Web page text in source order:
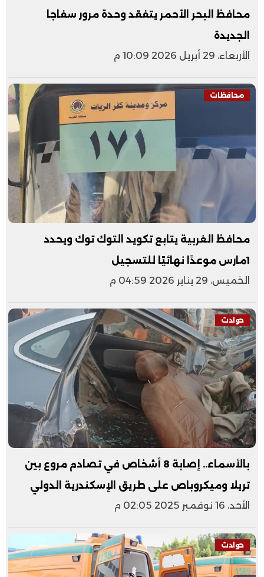
محافظ البحر الأحمر يتفقد وحدة مرور سفاجا
الجديدة
الأربعاء، 29 أبريل 2026 10:09 م
محافظات
محافظ الغربية يتابع تكويد التوك توك ويحدد
1مارس موعدًا نهائيًا للتسجيل
الخميس، 29 يناير 2026 04:59 م
حوادث
بالأسماء.. إصابة 8 أشخاص في تصادم مروع بين
تريلا وميكروباص على طريق الإسكندرية الدولي
الأحد، 16 نوفمبر 2025 02:05 م
حوادث